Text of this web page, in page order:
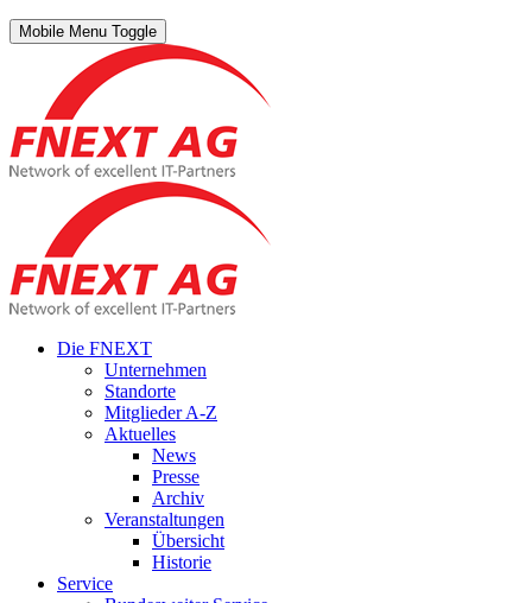
Mobile Menu Toggle
Die FNEXT
Unternehmen
Standorte
Mitglieder A-Z
Aktuelles
News
Presse
Archiv
Veranstaltungen
Übersicht
Historie
Service